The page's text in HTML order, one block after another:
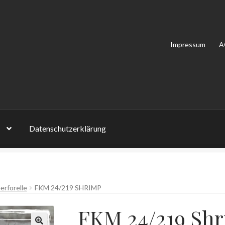
Impressum
Datenschutzerklärung
Zahlungsarten
FKM 24/219 SHRIMP
FKM 24/219